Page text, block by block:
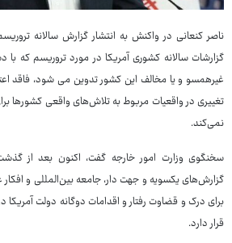
ناصر کنعانی در واکنش به انتشار گزارش سالانه
گزارشات سالانه کشوری آمریکا در مورد تروریسم که با
غیرهمسو و یا مخالف این کشور تدوین می شود، فاقد
تغییری در واقعیات مربوط به تلاش‌های واقعی کشورها
نمی‌کند.
گزارش‌های یکسویه و جهت دار، جامعه بین‌المللی و
برای درک و قضاوت رفتار و اقدامات دوگانه دولت آمریکا
قرار دارد.